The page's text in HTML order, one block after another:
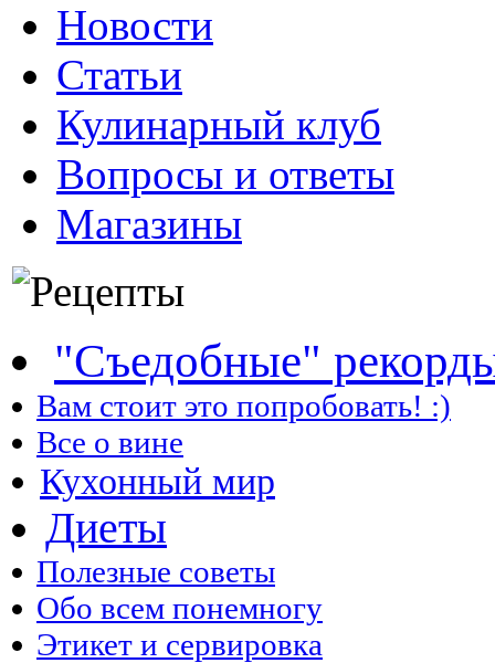
Новости
Статьи
Кулинарный клуб
Вопросы и ответы
Магазины
"Съедобные"
Вам стоит это попробовать! :)
Все о вине
Кухонный мир
Диеты
Полезные советы
Обо всем понемногу
Этикет и сервировка